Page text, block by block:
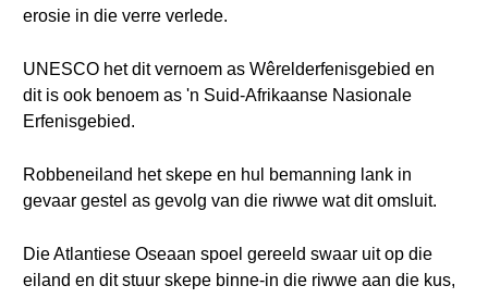
erosie in die verre verlede.
UNESCO het dit vernoem as Wêrelderfenisgebied en
dit is ook benoem as 'n Suid-Afrikaanse Nasionale
Erfenisgebied.
Robbeneiland het skepe en hul bemanning lank in
gevaar gestel as gevolg van die riwwe wat dit omsluit.
Die Atlantiese Oseaan spoel gereeld swaar uit op die
eiland en dit stuur skepe binne-in die riwwe aan die kus,